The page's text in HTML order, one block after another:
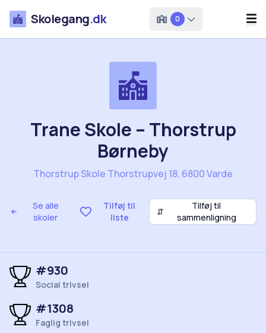
Skolegang.dk 0
Se alle
skoler
Tilføj til
liste
⇵
Tilføj til
sammenligning
Trane Skole – Thorstrup
Børneby
Thorstrup Skole Thorstrupvej 18, 6800 Varde
#930
Social trivsel
#1308
Faglig trivsel